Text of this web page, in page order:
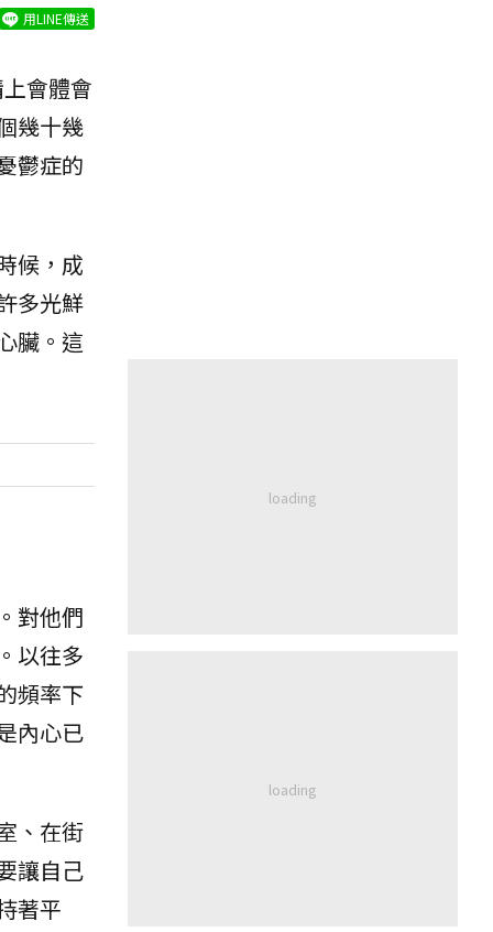
用LINE傳送
會體會
幾十幾
鬱症的
候，成
多光鮮
臟。這
對他們
以往多
頻率下
內心已
、在街
讓自己
著平